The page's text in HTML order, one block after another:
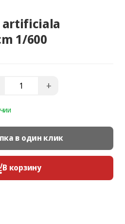
artificiala
1/600
+
в один клик
В корзину